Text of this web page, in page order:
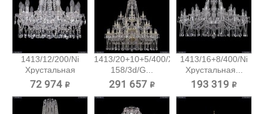
1413/12/200/Ni
Хрустальная
подвесная...
72 974 ₽
1413/20+10+5/400/XL-
158/3d/G...
291 657 ₽
1413/16+8/400/Ni
Хрустальная...
193 319 ₽